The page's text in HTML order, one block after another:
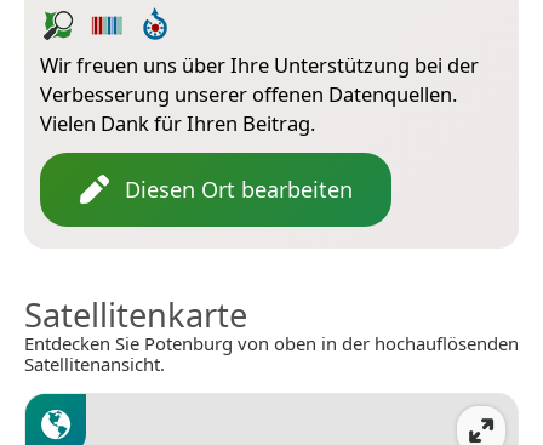
Wir freuen uns über Ihre Unterstützung bei der
Verbesserung unserer offenen Datenquellen.
Vielen Dank für Ihren Beitrag.
Diesen Ort bearbeiten
Satellitenkarte
Entdecken Sie Potenburg von oben in der hochauflösenden
Satellitenansicht.